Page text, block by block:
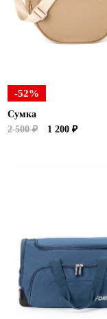
-52%
Сумка
2 500 ₽
1 200 ₽